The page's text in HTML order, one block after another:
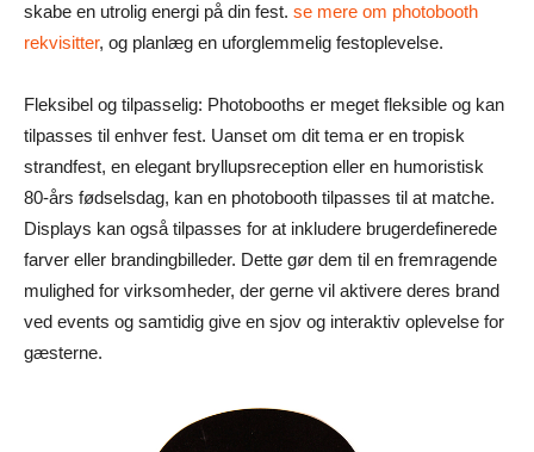
skabe en utrolig energi på din fest. se mere om photobooth
rekvisitter, og planlæg en uforglemmelig festoplevelse.
Fleksibel og tilpasselig: Photobooths er meget fleksible og kan
tilpasses til enhver fest. Uanset om dit tema er en tropisk
strandfest, en elegant bryllupsreception eller en humoristisk
80-års fødselsdag, kan en photobooth tilpasses til at matche.
Displays kan også tilpasses for at inkludere brugerdefinerede
farver eller brandingbilleder. Dette gør dem til en fremragende
mulighed for virksomheder, der gerne vil aktivere deres brand
ved events og samtidig give en sjov og interaktiv oplevelse for
gæsterne.